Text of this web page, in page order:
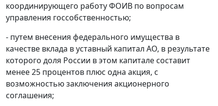
координирующего работу ФОИВ по вопросам
управления госсобственностью;
- путем внесения федерального имущества в
качестве вклада в уставный капитал АО, в результате
которого доля России в этом капитале составит
менее 25 процентов плюс одна акция, с
возможностью заключения акционерного
соглашения;